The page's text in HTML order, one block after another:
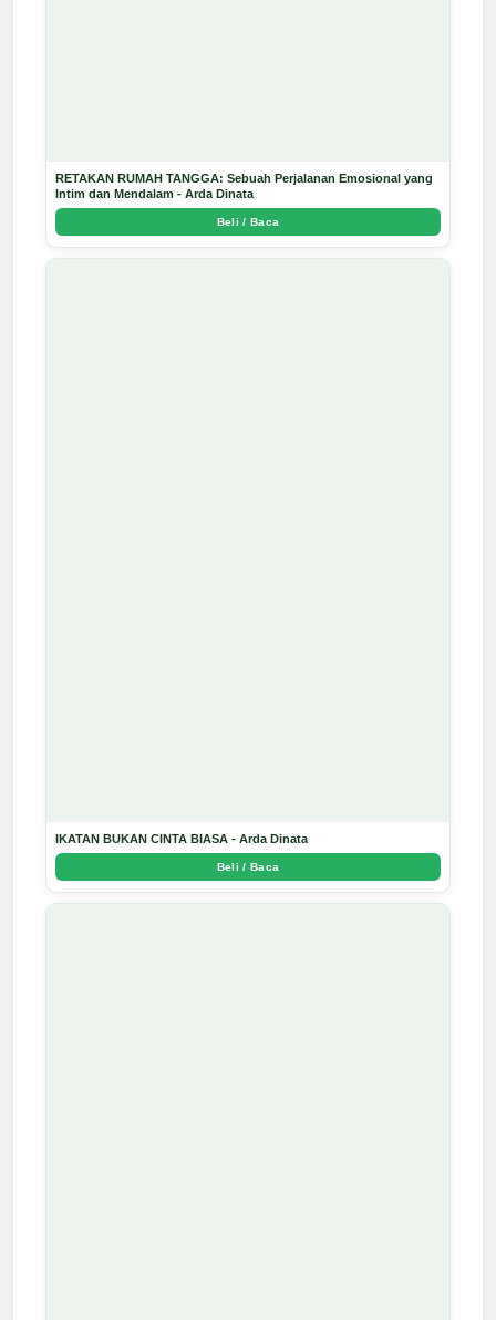
RETAKAN RUMAH TANGGA: Sebuah Perjalanan Emosional yang
Intim dan Mendalam - Arda Dinata
Beli / Baca
IKATAN BUKAN CINTA BIASA - Arda Dinata
Beli / Baca